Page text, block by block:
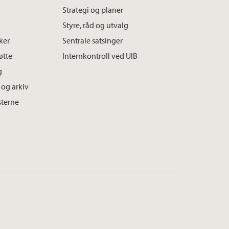
arkiv
Strategi og planer
Styre, råd og utvalg
Sentrale satsinger
Internkontroll ved UIB